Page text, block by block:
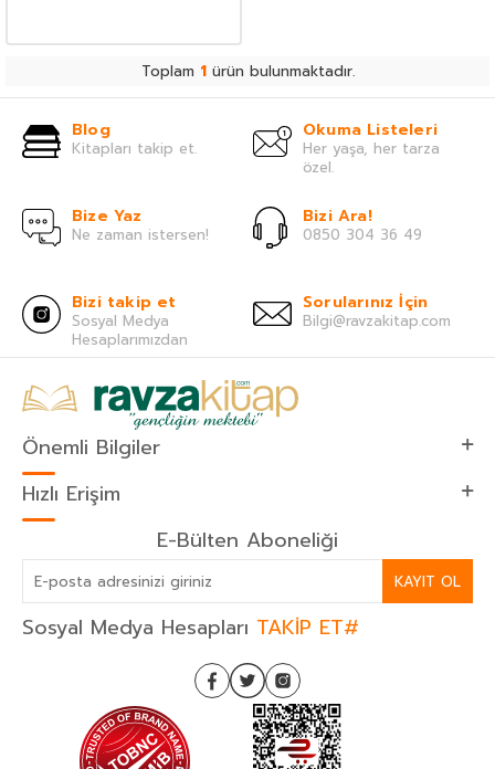
Toplam 1ürün bulunmaktadır.
Blog
Kitapları takip et.
Okuma Listeleri
Her yaşa, her tarza
özel.
Bize Yaz
Ne zaman istersen!
Bizi Ara!
0850 304 36 49
Bizi takip et
Sosyal Medya
Hesaplarımızdan
Sorularınız İçin
Bilgi@ravzakitap.com
Önemli Bilgiler
Hızlı Erişim
E-Bülten Aboneliği
KAYIT OL
Sosyal Medya Hesapları TAKİP ET#